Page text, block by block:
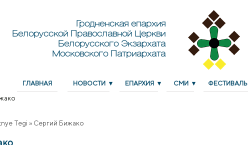
Гродненская епархия
Белорусской Православной Церкви
Белорусского Экзархата
Московского Патриархата
ГЛАВНАЯ НОВОСТИ ЕПАРХИЯ СМИ ФЕСТИВАЛЬ
Tegi » Сергий Бижако